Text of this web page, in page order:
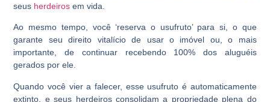
seus herdeiros em vida.
Ao mesmo tempo, você ‘reserva o usufruto’ para si, o que
garante seu direito vitalício de usar o imóvel ou, o mais
importante, de continuar recebendo 100% dos aluguéis
gerados por ele.
Quando você vier a falecer, esse usufruto é automaticamente
extinto, e seus herdeiros consolidam a propriedade plena do